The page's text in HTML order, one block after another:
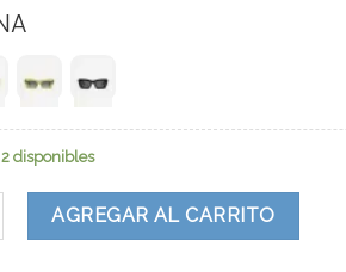
disponibles
AGREGAR AL CARRITO